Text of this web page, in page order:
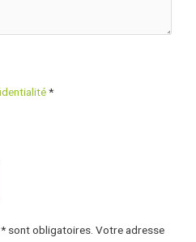
*
sont obligatoires. Votre adresse